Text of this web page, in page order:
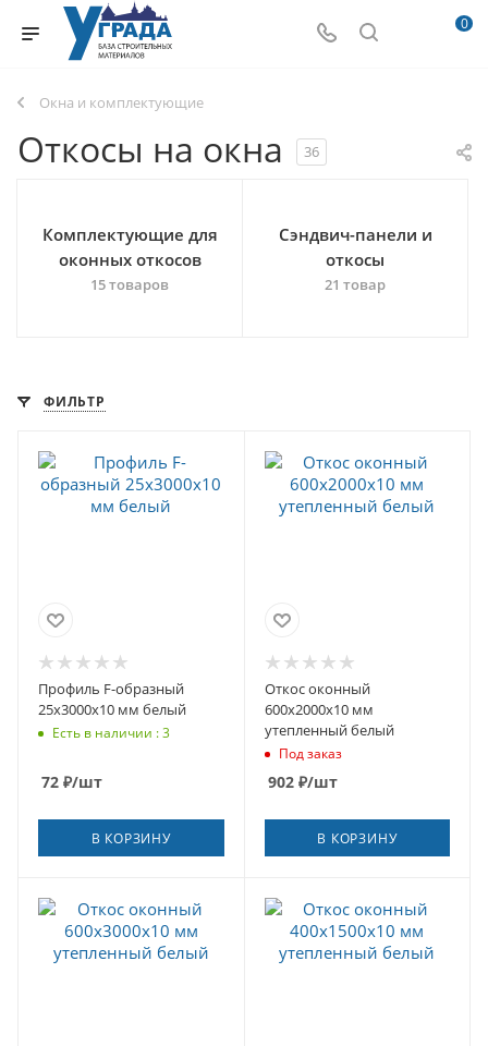
0
Окна и комплектующие
Откосы на окна 36
Комплектующие для
оконных откосов
15 товаров
Сэндвич-панели и
откосы
21 товар
ФИЛЬТР
Профиль F-образный
25х3000х10 мм белый
Есть в наличии : 3
72 ₽/шт
В КОРЗИНУ
Откос оконный
600х2000х10 мм
утепленный белый
Под заказ
902₽/шт
В КОРЗИНУ